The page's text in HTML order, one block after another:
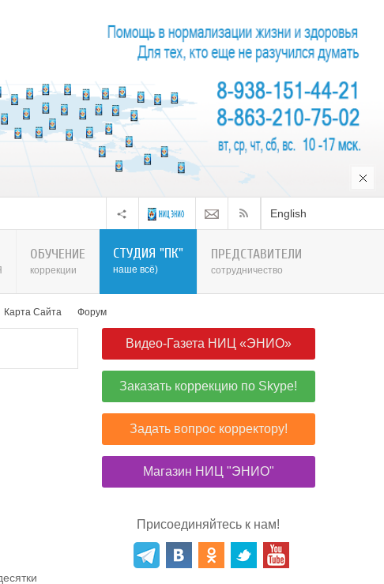
English
ОБУЧЕНИЕ
коррекции
СТУДИЯ "ПК"
наше всё)
ПРЕДСТАВИТЕЛИ
сотрудничество
Карта Сайта Форум
Видео-Газета НИЦ «ЭНИО»
Заказать коррекцию по Skype!
Задать вопрос корректору!
Магазин НИЦ "ЭНИО"
Присоединяйтесь к нам!